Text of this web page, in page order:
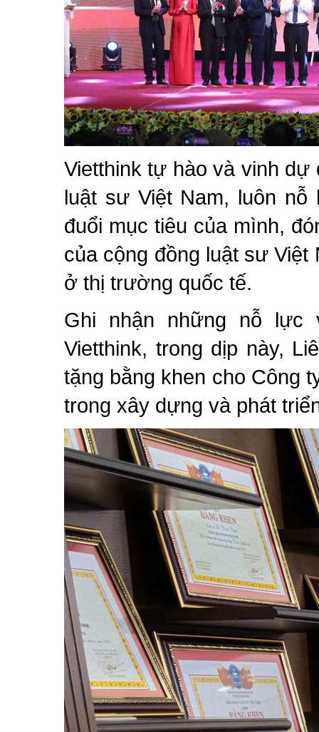
Vietthink tự hào và vinh
luật sư Việt Nam, luôn
đuổi mục tiêu của mình,
của cộng đồng luật sư
ở thị trường quốc tế.
Ghi nhận những nỗ lực
Vietthink, trong dịp này,
tặng bằng khen cho Công
trong xây dựng và phát